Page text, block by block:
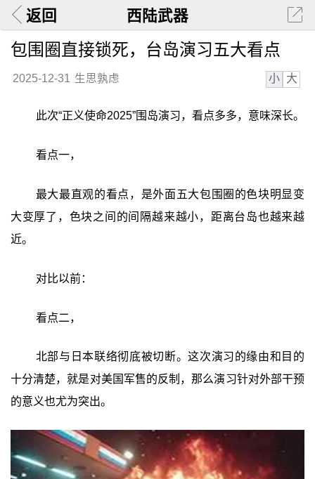
返回 西陆武器
包围圈直接锁死，台岛演习五大看点
2025-12-31 生思孰虑 小 大
此次“正义使命2025”围岛演习，看点多多，意味深长。
看点一，
最大最直观的看点，是外面五大包围圈的色块明显变
大变厚了，色块之间的间隔越来越小，距离台岛也越来越
近。
对比以前：
看点二，
北部与日本联络彻底被切断。这次演习的缘由和目的
十分清楚，就是对美国军售的反制，那么演习针对外部干预
的意义也尤为突出。